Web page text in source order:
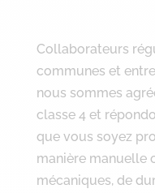
Collaborateurs
communes et
nous sommes
classe 4 et
que vous soyez
manière manuelle
mécaniques, de